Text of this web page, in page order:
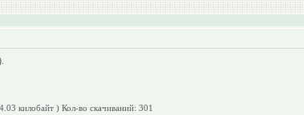
килобайт ) Кол-во скачиваний: 301